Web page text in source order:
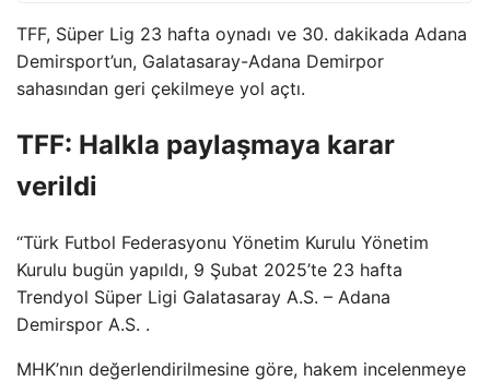
TFF, Süper Lig 23 hafta oynadı ve 30. dakikada Adana
Demirsport’un, Galatasaray-Adana Demirpor
sahasından geri çekilmeye yol açtı.
TFF: Halkla paylaşmaya karar
verildi
“Türk Futbol Federasyonu Yönetim Kurulu Yönetim
Kurulu bugün yapıldı, 9 Şubat 2025’te 23 hafta
Trendyol Süper Ligi Galatasaray A.S. – Adana
Demirspor A.S. .
MHK’nın değerlendirilmesine göre, hakem incelenmeye